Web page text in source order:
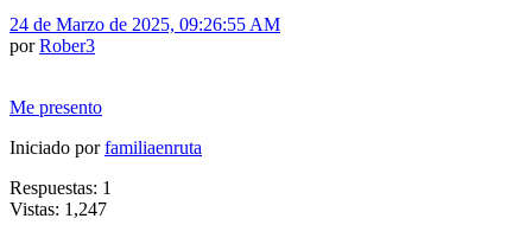
24 de Marzo de 2025, 09:26:55 AM
porRober3
Me presento
Iniciado porfamiliaenruta
Respuestas: 1
Vistas: 1,247